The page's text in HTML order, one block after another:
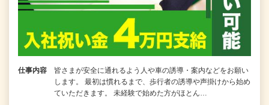
仕事内容
皆さまが安全に通れるよう人や車の誘導・案内などをお願い
します。 最初は慣れるまで、歩行者の誘導や声掛けから始め
ていただきます。 未経験で始めた方がほとん…